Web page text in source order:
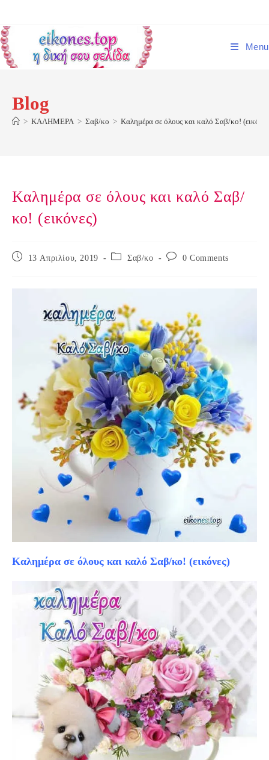
content
Menu
Blog
> ΚΑΛΗΜΕΡΑ > Σαβ/κο > Καλημέρα σε όλους και καλό Σαβ/κο!
Καλημέρα σε όλους και καλό Σαβ/
κο! (εικόνες)
Post
13 Απριλίου, 2019
Post Σαβ/κο
Post 0 Comments
Καλημέρα σε όλους και καλό Σαβ/κο! (εικόνες)